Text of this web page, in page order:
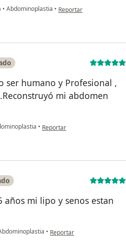
• Abdominoplastia • en opinión del usuario
Reportar
ser humano y Profesional ,
mi abdomen
• en opinión del usuario Liliana
Reportar
años mi lipo y senos estan
• en opinión del usuario
Reportar